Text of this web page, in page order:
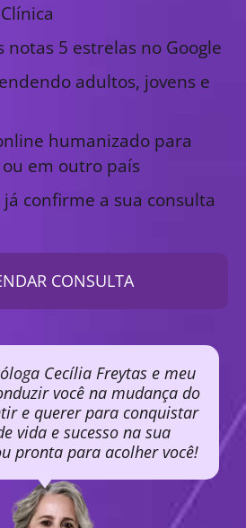
notas 5 estrelas no Google
adultos, jovens e
humanizado para
em outro país
confirme a sua consulta
CONSULTA
Cecília Freytas e meu
você na mudança do
e querer para conquistar
vida e sucesso na sua
pronta para acolher você!